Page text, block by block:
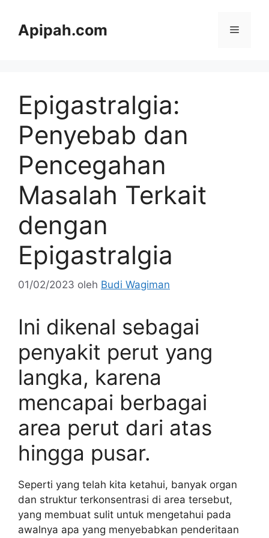
Apipah.com Menu
Epigastralgia:
Penyebab dan
Pencegahan
Masalah Terkait
dengan
Epigastralgia
01/02/2023 oleh Budi Wagiman
Ini dikenal sebagai
penyakit perut yang
langka, karena
mencapai berbagai
area perut dari atas
hingga pusar.
Seperti yang telah kita ketahui, banyak organ
dan struktur terkonsentrasi di area tersebut,
yang membuat sulit untuk mengetahui pada
awalnya apa yang menyebabkan penderitaan